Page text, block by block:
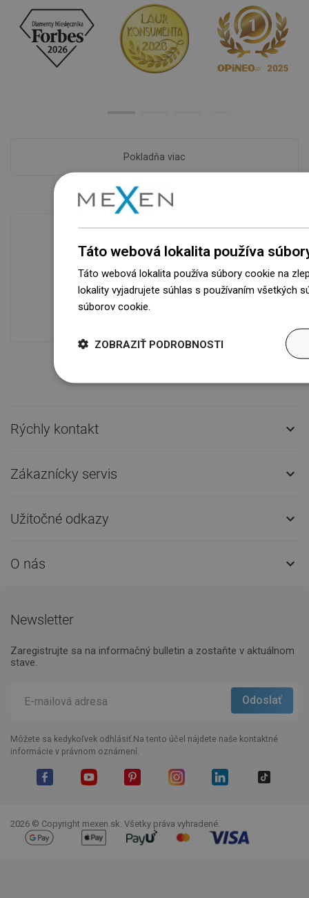
Pokladňa viac
Naše výrobky na vás čakajú v
modernom sklade.Vždy pripravený na
prepravu!
Rýchly kontakt 
Zákaznícky servis 
Užitočné odkazy 
O nás 
Newsletter
Zaregistrujte sa na informačný bulletin a zostaňte v aktuálnom
stave.
Môžete sa kedykoľvek odhlásiť.Na tento účel nájdete naše kontaktné
informácie v právnom oznámení.
2026 © Copyright mexen.sk. Všetky práva vyhradené.
Táto webová lokalita používa
Táto webová lokalita používa súbory cookie na
lokality vyjadrujete súhlas s používaním všetkých
súborov cookie.
ZOBRAZIŤ PODROBNOSTI